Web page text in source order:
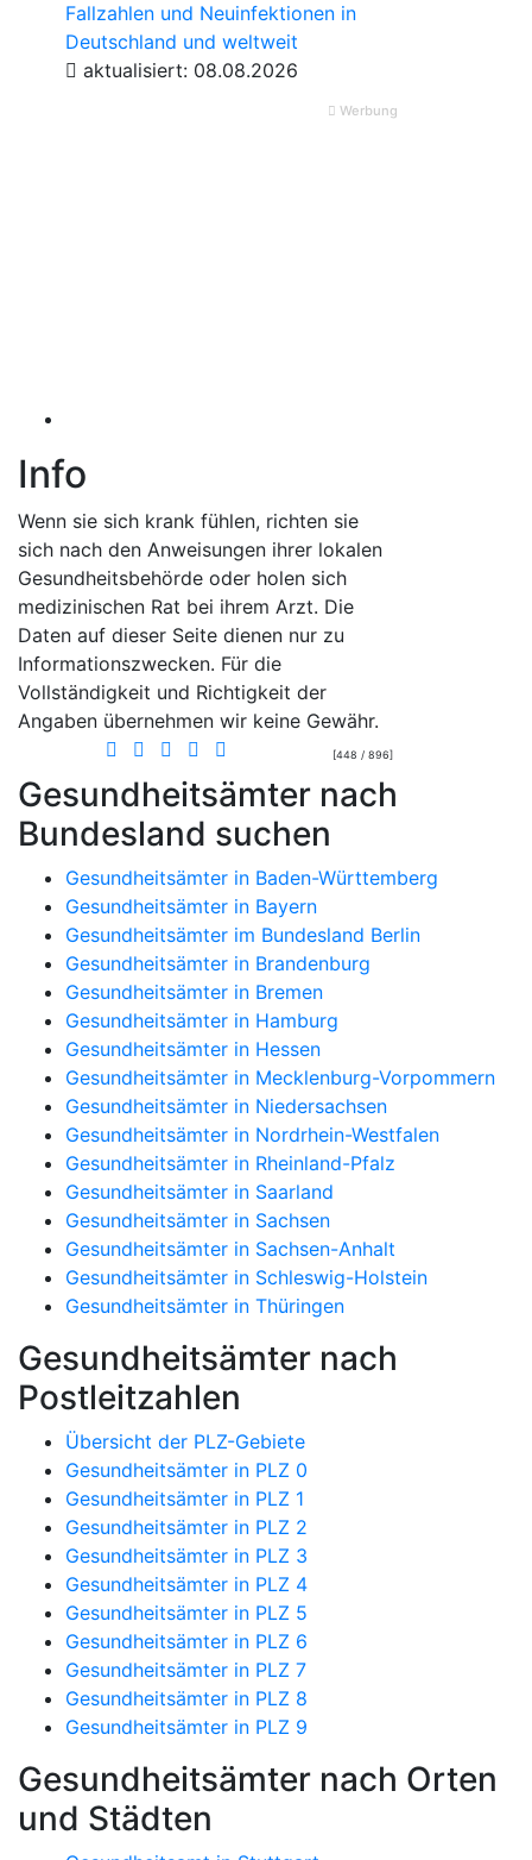
Fallzahlen und Neuinfektionen in
Deutschland und weltweit
aktualisiert: 08.08.2026
Werbung
Info
Wenn sie sich krank fühlen, richten sie
sich nach den Anweisungen ihrer lokalen
Gesundheitsbehörde oder holen sich
medizinischen Rat bei ihrem Arzt. Die
Daten auf dieser Seite dienen nur zu
Informationszwecken. Für die
Vollständigkeit und Richtigkeit der
Angaben übernehmen wir keine Gewähr.
[448 / 896]
Gesundheitsämter nach
Bundesland suchen
Gesundheitsämter in Baden-Württemberg
Gesundheitsämter in Bayern
Gesundheitsämter im Bundesland Berlin
Gesundheitsämter in Brandenburg
Gesundheitsämter in Bremen
Gesundheitsämter in Hamburg
Gesundheitsämter in Hessen
Gesundheitsämter in Mecklenburg-Vorpommern
Gesundheitsämter in Niedersachsen
Gesundheitsämter in Nordrhein-Westfalen
Gesundheitsämter in Rheinland-Pfalz
Gesundheitsämter in Saarland
Gesundheitsämter in Sachsen
Gesundheitsämter in Sachsen-Anhalt
Gesundheitsämter in Schleswig-Holstein
Gesundheitsämter in Thüringen
Gesundheitsämter nach
Postleitzahlen
Übersicht der PLZ-Gebiete
Gesundheitsämter in PLZ 0
Gesundheitsämter in PLZ 1
Gesundheitsämter in PLZ 2
Gesundheitsämter in PLZ 3
Gesundheitsämter in PLZ 4
Gesundheitsämter in PLZ 5
Gesundheitsämter in PLZ 6
Gesundheitsämter in PLZ 7
Gesundheitsämter in PLZ 8
Gesundheitsämter in PLZ 9
Gesundheitsämter nach Orten
und Städten